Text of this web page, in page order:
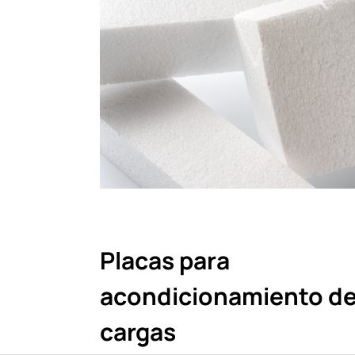
Placas para
acondicionamiento
cargas